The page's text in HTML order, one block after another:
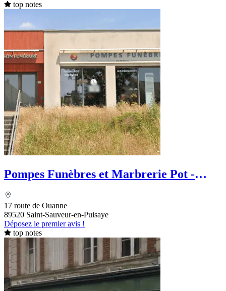
top notes
Pompes Funèbres et Marbrerie Pot -
17 route de Ouanne
89520 Saint-Sauveur-en-Puisaye
Déposez le premier avis !
top notes